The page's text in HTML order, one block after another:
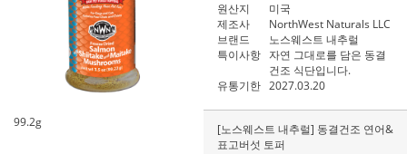
99.2g
원산지
미국
제조사
NorthWest Naturals LLC
브랜드
노스웨스트 내추럴
특이사항 자연 그대로를 담은 동결
건조 식단입니다.
유통기한 2027.03.20
[노스웨스트 내추럴] 동결건조 연어&
표고버섯 토퍼